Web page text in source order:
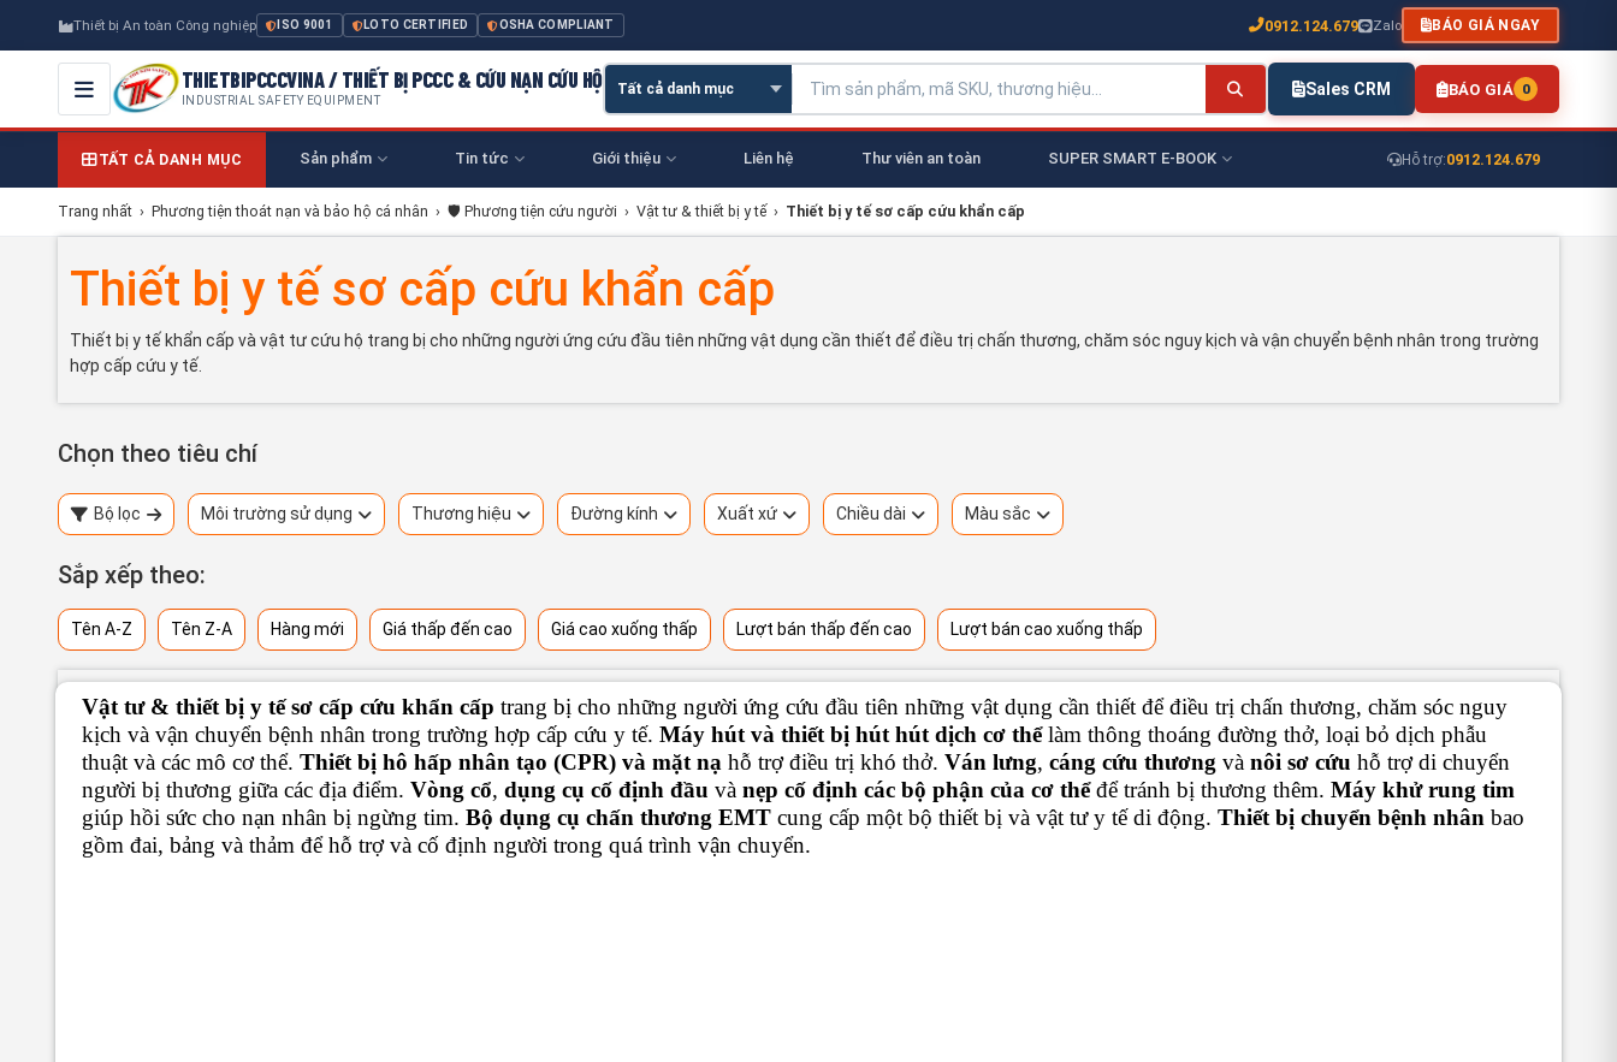
Thiết bị An toàn Công nghiệp ISO 9001 LOTO CERTIFIED OSHA COMPLIANT 0912.124.679 Zalo BÁO GIÁ NGAY
THIETBIPCCCVINA / THIẾT BỊ PCCC & CỨU NẠN CỨU HỘ
INDUSTRIAL SAFETY EQUIPMENT
Sales CRM BÁO GIÁ 0
TẤT CẢ DANH MỤC Sản phẩm Tin tức Giới thiệu Liên hệ Thư viên an toàn SUPER SMART E-BOOK Hỗ trợ:0912.124.679
Trang nhất › Phương tiện thoát nạn và bảo hộ cá nhân › 🛡️ Phương tiện cứu người › Vật tư & thiết bị y tế › Thiết bị y tế sơ cấp cứu khẩn cấp
Thiết bị y tế sơ cấp cứu khẩn cấp
Thiết bị y tế khẩn cấp và vật tư cứu hộ trang bị cho những người ứng cứu đầu tiên những vật dụng cần thiết để điều trị chấn thương, chăm sóc nguy kịch và vận chuyển bệnh nhân trong trường
hợp cấp cứu y tế.
Chọn theo tiêu chí
Bộ lọc Môi trường sử dụng Thương hiệu Đường kính Xuất xứ Chiều dài Màu sắc
Sắp xếp theo:
Tên A-Z Tên Z-A Hàng mới Giá thấp đến cao Giá cao xuống thấp Lượt bán thấp đến cao Lượt bán cao xuống thấp
Vật tư & thiết bị y tế sơ cấp cứu khẩn cấp trang bị cho những người ứng cứu đầu tiên những vật dụng cần thiết để điều trị chấn thương, chăm sóc nguy
kịch và vận chuyển bệnh nhân trong trường hợp cấp cứu y tế. Máy hút và thiết bị hút hút dịch cơ thểlàm thông thoáng đường thở, loại bỏ dịch phẫu
thuật và các mô cơ thể. Thiết bị hô hấp nhân tạo (CPR) và mặt nạ hỗ trợ điều trị khó thở. Ván lưng, cáng cứu thương và nôi sơ cứu hỗ trợ di chuyển
người bị thương giữa các địa điểm. Vòng cổ, dụng cụ cố định đầu và nẹp cố định các bộ phận của cơ thểđể tránh bị thương thêm. Máy khử rung tim
giúp hồi sức cho nạn nhân bị ngừng tim. Bộ dụng cụ chấn thương EMT cung cấp một bộ thiết bị và vật tư y tế di động. Thiết bị chuyển bệnh nhân bao
gồm đai, bảng và thảm để hỗ trợ và cố định người trong quá trình vận chuyển.